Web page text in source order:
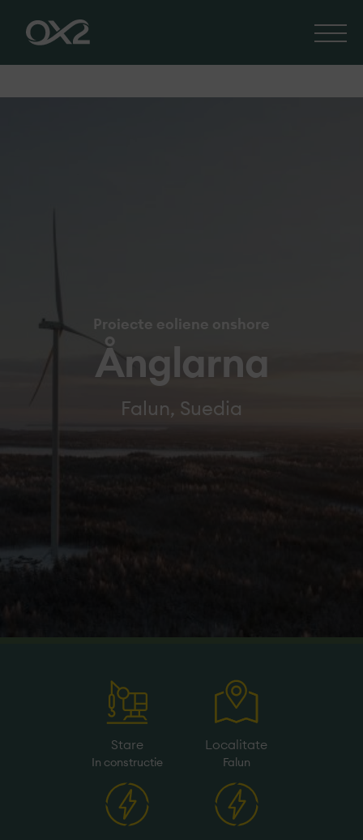
Proiecte eoliene onshore
Ånglarna
Falun, Suedia
Stare
In constructie
Localitate
Falun